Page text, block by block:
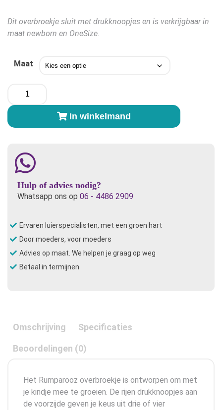
Dit overbroekje sluit met drukknoopjes en is verkrijgbaar in
maat newborn en OneSize.
Maat
Rumparooz
Book
Club
In winkelmand
Hulp of advies nodig?
Whatsapp ons op 06 - 4486 2909
Ervaren luierspecialisten, met een groen hart
Door moeders, voor moeders
Advies op maat. We helpen je graag op weg
Betaal in termijnen
Omschrijving Specificaties
Beoordelingen (0)
Het Rumparooz overbroekje is ontworpen om met
je kindje mee te groeien. De rijen drukknoopjes aan
de voorzijde geven je keus uit drie of vier